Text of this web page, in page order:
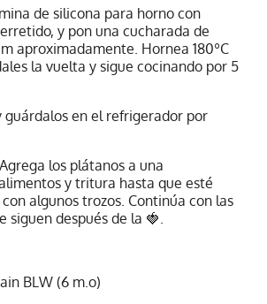
de silicona para horno con
y pon una cucharada de
aproximadamente. Hornea 180ºC
la vuelta y sigue cocinando por 5
guárdalos en el refrigerador por
los plátanos a una
y tritura hasta que esté
algunos trozos. Continúa con las
siguen después de la 🍓.
BLW (6 m.o)